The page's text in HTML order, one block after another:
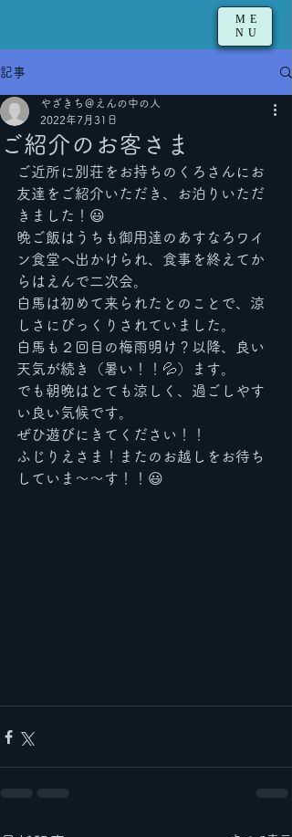
ME
NU
記事
ご紹介のお客さま
やざきち＠えんの中の人
2022年7月31日
ご近所に別荘をお持ちのくろさんにお
友達をご紹介いただき、お泊りいただ
きました！😃
晩ご飯はうちも御用達のあすなろワイ
ン食堂へ出かけられ、食事を終えてか
らはえんで二次会。
白馬は初めて来られたとのことで、涼
しさにびっくりされていました。
白馬も２回目の梅雨明け？以降、良い
天気が続き（暑い！！💦）ます。
でも朝晩はとても涼しく、過ごしやす
い良い気候です。
ぜひ遊びにきてください！！
ふじりえさま！またのお越しをお待ち
していま〜〜す！！😃